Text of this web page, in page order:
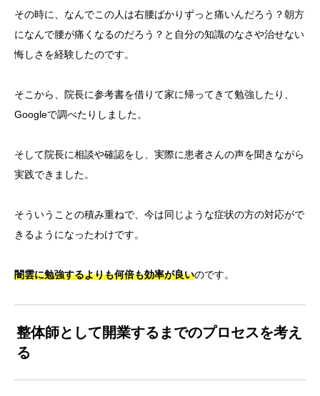
その時に、なんでこの人は右腰ばかりずっと痛いんだろう？朝方
になんで腰が痛くなるのだろう？と自分の知識のなさや治せない
悔しさを経験したのです。
そこから、院長に参考書を借りて家に帰ってきて勉強したり、
Googleで調べたりしました。
そして院長に相談や確認をし、実際に患者さんの声を聞きながら
実践できました。
そういうことの積み重ねで、今は同じような症状の方の対応がで
きるようになったわけです。
闇雲に勉強するよりも何倍も効率が良いのです。
整体師として開業するまでのプロセスを考え
る